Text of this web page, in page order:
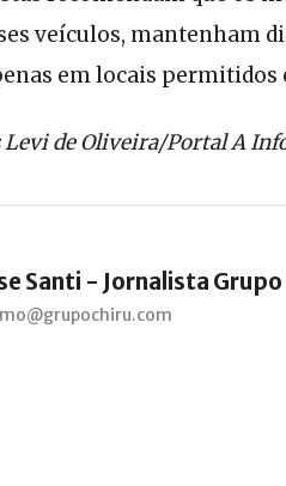
veículos, mantenham
em locais permitidos
de Oliveira/Portal A
Santi - Jornalista Grupo